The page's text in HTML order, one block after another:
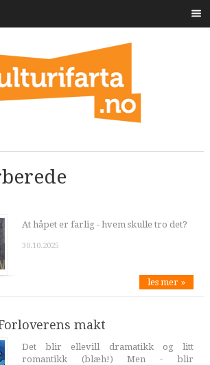
At håpet er farlig - hvem skulle tro det?
30.10.2025
les mer »
makt
Det blir ellevill dramatikk og litt
romantikk (blæh!) Men - blir